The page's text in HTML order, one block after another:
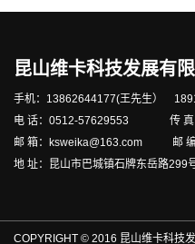
昆山维卡科技发展有
手机：13862644177(王先生）
电 话：0512-57629553 传 真
邮 箱：ksweika@163.com 邮 编
地 址：昆山市巴城镇石牌东岳路299
COPYRIGHT © 2016 昆山维卡科技